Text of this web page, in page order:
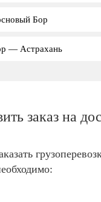
Бор
— Астрахань
заказ на